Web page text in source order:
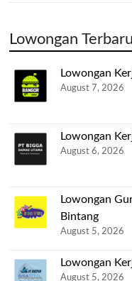
Lowongan Terbaru
Lowongan
August 7, 2026
Lowongan
August 6, 2026
Lowongan
Bintang
August 5, 2026
Lowongan
August 5, 2026